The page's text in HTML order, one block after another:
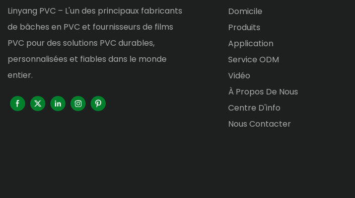
Linyang PVC – L'un des principaux fabricants
de bâches en PVC et fournisseurs de films
PVC pour des solutions PVC durables,
personnalisées et fiables dans le monde
entier.
Domicile
Produits
Application
Service ODM
Vidéo
À Propos De Nous
Centre D'info
Nous Contacter